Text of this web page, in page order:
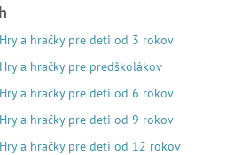
Hry a hračky pre deti od 3 rokov
Hry a hračky pre predškolákov
Hry a hračky pre deti od 6 rokov
Hry a hračky pre deti od 9 rokov
Hry a hračky pre deti od 12 rokov